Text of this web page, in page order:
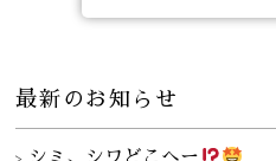
最新のお知らせ